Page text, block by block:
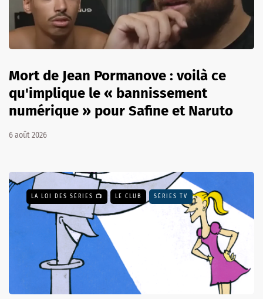
Mort de Jean Pormanove : voilà ce
qu'implique le « bannissement
numérique » pour Safine et Naruto
6 août 2026
LA LOI DES SÉRIES 📺 LE CLUB SÉRIES TV